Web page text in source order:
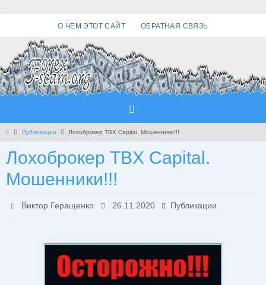
.
О ЧЕМ ЭТОТ САЙТ ОБРАТНАЯ СВЯЗЬ
Главная
Публикации Лохоброкер TBX Capital. Мошенники!!!
Лохоброкер TBX Capital.
Мошенники!!!
Виктор Геращенко 26.11.2020 Публикации